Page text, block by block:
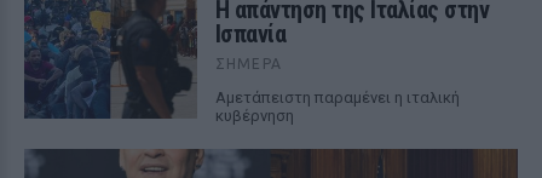
Η απάντηση της Ιταλίας στην
Ισπανία
ΣΉΜΕΡΑ
Αμετάπειστη παραμένει η ιταλική
κυβέρνηση